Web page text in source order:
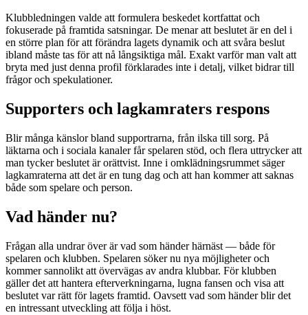
Klubbledningen valde att formulera beskedet kortfattat och
fokuserade på framtida satsningar. De menar att beslutet är en del i
en större plan för att förändra lagets dynamik och att svåra beslut
ibland måste tas för att nå långsiktiga mål. Exakt varför man valt att
bryta med just denna profil förklarades inte i detalj, vilket bidrar till
frågor och spekulationer.
Supporters och lagkamraters respons
Blir många känslor bland supportrarna, från ilska till sorg. På
läktarna och i sociala kanaler får spelaren stöd, och flera uttrycker att
man tycker beslutet är orättvist. Inne i omklädningsrummet säger
lagkamraterna att det är en tung dag och att han kommer att saknas
både som spelare och person.
Vad händer nu?
Frågan alla undrar över är vad som händer härnäst — både för
spelaren och klubben. Spelaren söker nu nya möjligheter och
kommer sannolikt att övervägas av andra klubbar. För klubben
gäller det att hantera efterverkningarna, lugna fansen och visa att
beslutet var rätt för lagets framtid. Oavsett vad som händer blir det
en intressant utveckling att följa i höst.